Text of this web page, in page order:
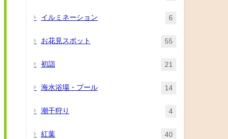
イルミネーション 6
お花見スポット 55
初詣 21
海水浴場・プール 14
潮干狩り 4
紅葉 40